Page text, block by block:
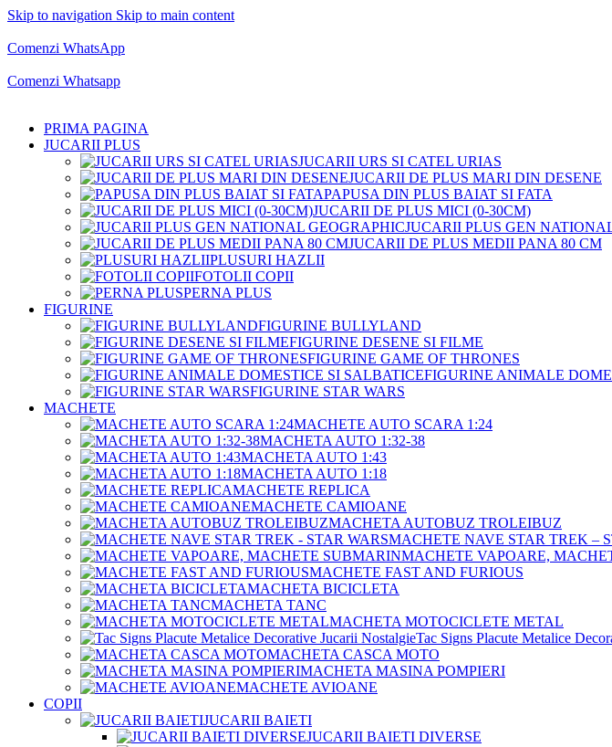
Skip to navigation Skip to main content
Comenzi WhatsApp
Comenzi Whatsapp
PRIMA PAGINA
JUCARII PLUS
JUCARII URS SI CATEL URIAS
JUCARII DE PLUS MARI DIN DESENE
PAPUSA DIN PLUS BAIAT SI FATA
JUCARII DE PLUS MICI (0-30CM)
JUCARII PLUS GEN
JUCARII DE PLUS MEDII PANA 80 CM
PLUSURI HAZLII
FOTOLII COPII
PERNA PLUS
FIGURINE
FIGURINE BULLYLAND
FIGURINE DESENE SI FILME
FIGURINE GAME OF THRONES
FIGURINE ANIMALE
FIGURINE STAR WARS
MACHETE
MACHETE AUTO SCARA 1:24
MACHETA AUTO 1:32-38
MACHETA AUTO 1:43
MACHETA AUTO 1:18
MACHETE REPLICA
MACHETE CAMIOANE
MACHETA AUTOBUZ TROLEIBUZ
MACHETE NAVE STAR TREK –
MACHETE VAPOARE,
MACHETE FAST AND FURIOUS
MACHETA BICICLETA
MACHETA TANC
MACHETA MOTOCICLETE METAL
Tac Signs Placute Metalice
MACHETA CASCA MOTO
MACHETA MASINA POMPIERI
MACHETE AVIOANE
COPII
JUCARII BAIETI
JUCARII BAIETI DIVERSE